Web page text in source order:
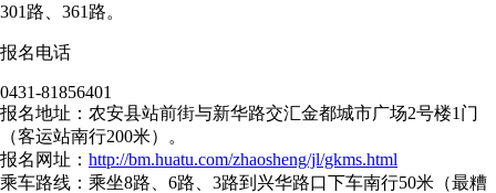
301路、361路。
报名电话
0431-81856401
报名地址：农安县站前街与新华路交汇金都城市广场2号楼1门
（客运站南行200米）。
报名网址： http://bm.huatu.com/zhaosheng/jl/gkms.html
乘车路线：乘坐8路、6路、3路到兴华路口下车南行50米（最糟